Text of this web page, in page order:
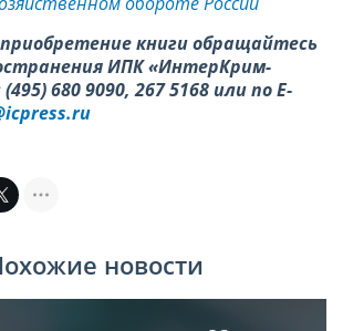
книги обращайтесь
ИПК «ИнтерКрим-
680 9090, 267 5168 или по E-
новости